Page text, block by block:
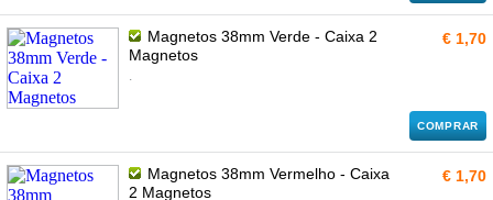
Magnetos 38mm Verde - Caixa 2
Magnetos
.
€ 1,70
COMPRAR
Magnetos 38mm Vermelho - Caixa
2 Magnetos
€ 1,70